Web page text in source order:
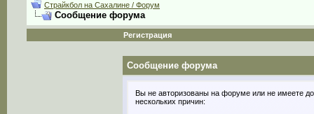
Страйкбол на Сахалине / Форум
Сообщение форума
Регистрация
Сообщение форума
Вы не авторизованы на форуме или не имеете
нескольких причин: